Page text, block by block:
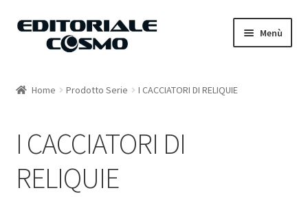
Vai
Vai
Menù
Carrello
Il mio account
Home Prodotto Serie I CACCIATORI DI RELIQUIE
I CACCIATORI DI
RELIQUIE